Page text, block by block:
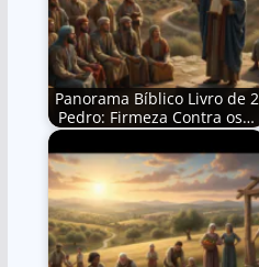
Panorama Bíblico Livro de 2
Pedro: Firmeza Contra os…